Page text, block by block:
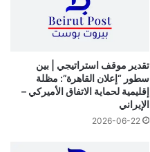
تقدير موقف استراتيجي | بين
سطور “إعلان القاهرة”: مظلة
إقليمية لحماية الاتفاق الأميركي –
الإيراني
2026-06-22